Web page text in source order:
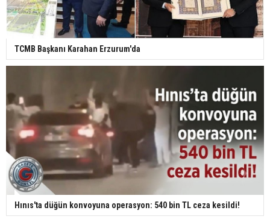
TCMB Başkanı Karahan Erzurum'da
Hınıs'ta düğün konvoyuna operasyon: 540 bin TL ceza kesildi!